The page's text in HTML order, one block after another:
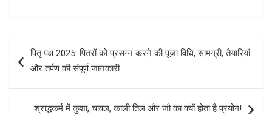
navigation
पितृ पक्ष 2025: पितरों को प्रसन्न करने की पूजा विधि, सामग्री, तैयारियां
और तर्पण की संपूर्ण जानकारी
श्राद्धकर्म में कुशा, चावल, काली तिल और जौ का क्यों होता है प्रयोग!